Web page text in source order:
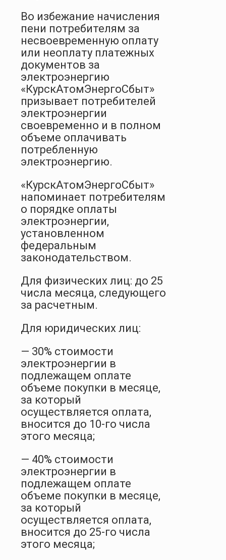
Во избежание начисления
пени потребителям за
несвоевременную оплату
или неоплату платежных
документов за
электроэнергию
«КурскАтомЭнергоСбыт»
призывает потребителей
электроэнергии
своевременно и в полном
объеме оплачивать
потребленную
электроэнергию.
«КурскАтомЭнергоСбыт»
напоминает потребителям
о порядке оплаты
электроэнергии,
установленном
федеральным
законодательством.
Для физических лиц: до 25
числа месяца, следующего
за расчетным.
Для юридических лиц:
— 30% стоимости
электроэнергии в
подлежащем оплате
объеме покупки в месяце,
за который
осуществляется оплата,
вносится до 10-го числа
этого месяца;
— 40% стоимости
электроэнергии в
подлежащем оплате
объеме покупки в месяце,
за который
осуществляется оплата,
вносится до 25-го числа
этого месяца;